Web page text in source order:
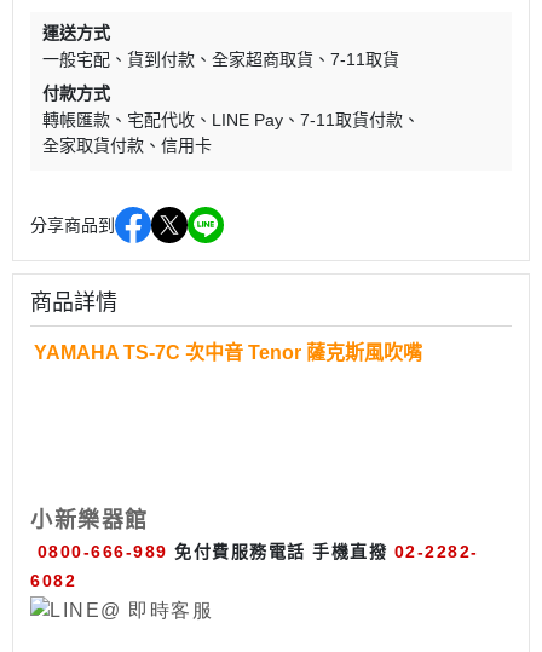
運送方式
一般宅配
貨到付款 全家超商取貨
7-11取貨
付款方式
轉帳匯款
宅配代收 LINE Pay
7-11取貨付款
全家取貨付款
信用卡
分享商品到
商品詳情
YAMAHA TS-7C 次中音 Tenor 薩克斯風吹嘴
小新樂器館
0800-666-989 免付費服務電話 手機直撥 02-2282-
6082